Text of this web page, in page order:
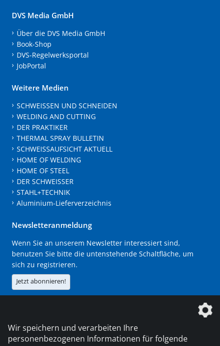
DVS Media GmbH
Über die DVS Media GmbH
Book-Shop
DVS-Regelwerksportal
JobPortal
Weitere Medien
SCHWEISSEN UND SCHNEIDEN
WELDING AND CUTTING
DER PRAKTIKER
THERMAL SPRAY BULLETIN
SCHWEISSAUFSICHT AKTUELL
HOME OF WELDING
HOME OF STEEL
DER SCHWEISSER
STAHL+TECHNIK
Aluminium-Lieferverzeichnis
Newsletteranmeldung
Wenn Sie an unserem Newsletter interessiert sind,
benutzen Sie bitte die untenstehende Schaltfläche, um
sich zu registrieren.
Jetzt abonnieren!
Die DVS Media GmbH ist ein Unternehmen der
Wir speichern und verarbeiten Ihre
personenbezogenen Informationen für folgende